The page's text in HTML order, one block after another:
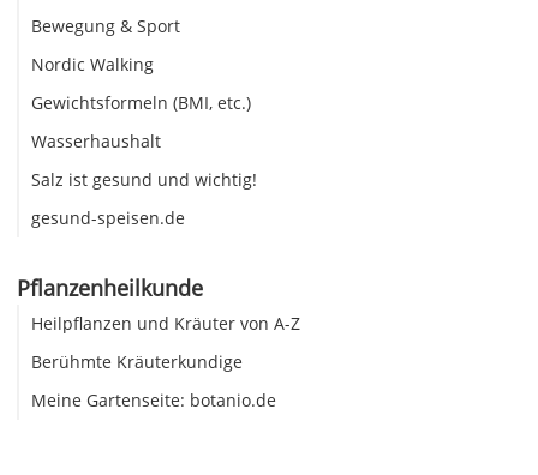
Bewegung & Sport
Nordic Walking
Gewichtsformeln (BMI, etc.)
Wasserhaushalt
Salz ist gesund und wichtig!
gesund-speisen.de
Pflanzenheilkunde
Heilpflanzen und Kräuter von A-Z
Berühmte Kräuterkundige
Meine Gartenseite: botanio.de